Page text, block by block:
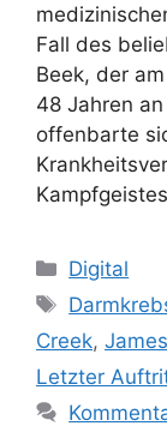
Fall des
Beek, der
48 Jahren
offenbarte
Kategorien
Digital
Creek,
Letzter